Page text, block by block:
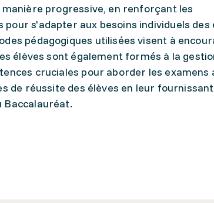
progressive, en renforçant les
s'adapter aux besoins individuels des
pédagogiques utilisées visent à
élèves sont également formés à la
cruciales pour aborder les examens
de réussite des élèves en leur
Baccalauréat.